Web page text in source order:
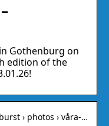
Gothenburg on
edition of the
› photos › våra-…